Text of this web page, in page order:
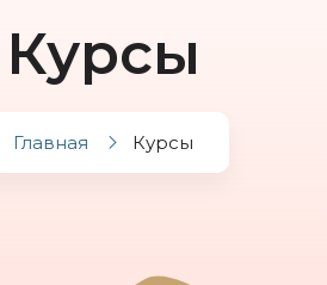
Курсы
Главная Курсы